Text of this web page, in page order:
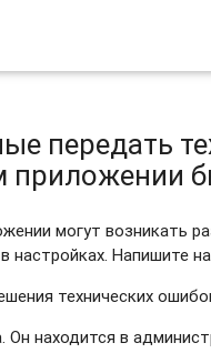
передать
приложении
могут возникать
настройках. Напишите
технических
Он находится в